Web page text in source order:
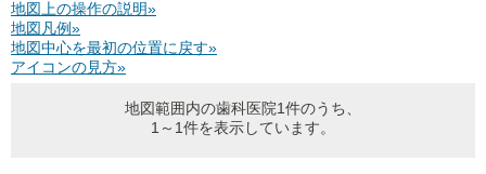
地図上の操作の説明»
地図凡例»
地図中心を最初の位置に戻す»
アイコンの見方»
地図範囲内の歯科医院1件のうち、
1～1件を表示しています。